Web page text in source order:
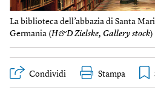
La biblioteca dell’abbazia di Santa
Germania (H&D Zielske, Gallery stock)
Condividi Stampa